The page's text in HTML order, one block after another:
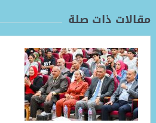
مقالات ذات صلة